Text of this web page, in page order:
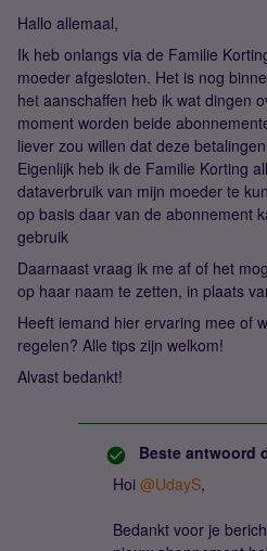
Hallo allemaal,
Ik heb onlangs via de Familie
moeder afgesloten. Het is nog
het aanschaffen heb ik wat dingen
moment worden beide
liever zou willen dat deze
Eigenlijk heb ik de Familie Korting
dataverbruik van mijn moeder te
op basis daar van de abonnement
gebruik
Daarnaast vraag ik me af of het
op haar naam te zetten, in plaats
Heeft iemand hier ervaring mee of
regelen? Alle tips zijn welkom!
Alvast bedankt!
Beste antwoord
Hoi @UdayS,
Bedankt voor je